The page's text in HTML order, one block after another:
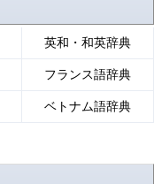
英和・和英辞典
フランス語辞典
ベトナム語辞典